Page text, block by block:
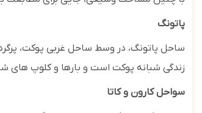
پاتونگ
ساحل پاتونگ، در وسط ساحل غربی پوکت،
زندگی شبانه پوکت است و بارها و کلوپ های
سواحل کارون و کاتا